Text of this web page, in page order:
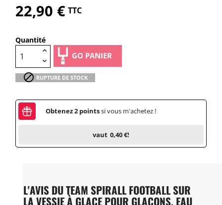
22,90 € TTC
Quantité
GO PANIER
 RUPTURE DE STOCK
Obtenez2 pointssi vous m'achetez !
vaut 0,40 €!
L'AVIS DU TEAM SPIRALL FOOTBALL SUR
LA VESSIE À GLACE POUR GLAÇONS, EAU